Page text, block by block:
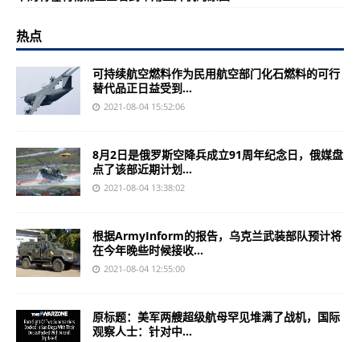
热点
可持续航空燃料作为民用航空部门化石燃料的可行
替代品正日益受到...
2021-08-04 15:52:06
8月2日是俄罗斯空降兵成立91周年纪念日，俄媒盘
点了该部近期计划...
2021-08-04 13:38:02
根据ArmyInform的报告，乌克兰武装部队预计将
在今年晚些时候接收...
2021-08-04 12:55:00
原标题：美军两艘超级航母罕见堆满了战机，国际
观察人士：针对中...